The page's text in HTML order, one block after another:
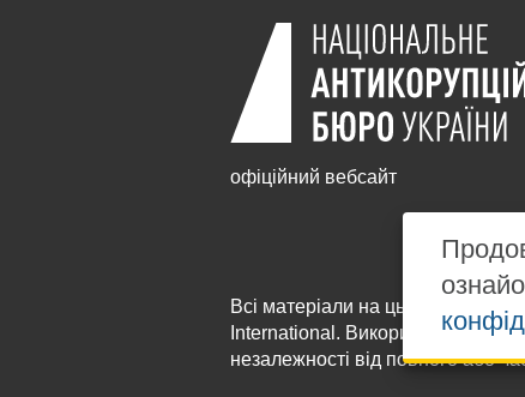
офіційний вебсайт
Всі матеріали на цьому сайті
International . Використання
незалежності від повного або